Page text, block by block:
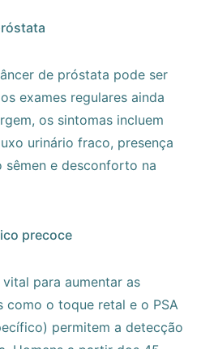
de próstata pode ser
exames regulares ainda
os sintomas incluem
urinário fraco, presença
sêmen e desconforto na
precoce
para aumentar as
como o toque retal e o PSA
permitem a detecção